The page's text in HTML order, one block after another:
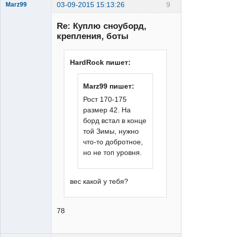
9
Marz99 03-09-2015 15:13:26
Re: Куплю сноуборд,
крепления, боты
HardRock пишет:
Marz99 пишет:
Рост 170-175
размер 42. На
борд встал в конце
той Зимы, нужно
что-то добротное,
но не топ уровня.
вес какой у тебя?
78